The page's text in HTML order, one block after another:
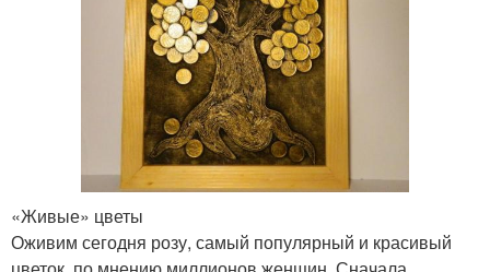
«Живые» цветы
Оживим сегодня розу, самый популярный и красивый